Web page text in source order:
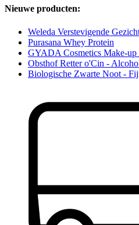
Nieuwe producten:
Weleda Verstevigende
Purasana Whey Protein
GYADA Cosmetics Make-up
Obsthof Retter o'Cin -
Biologische Zwarte Noot -